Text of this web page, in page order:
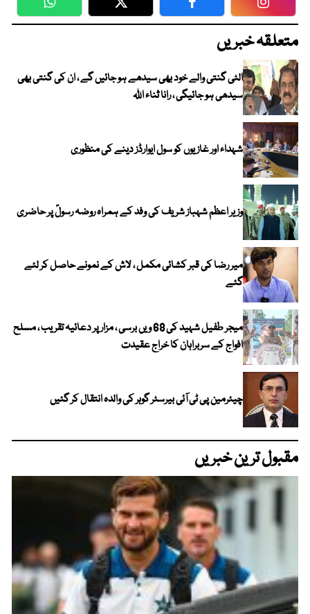
WhatsApp Twitter Facebook
متعلقہ خبریں
الٹی گنتی والے خود بھی سیدھے ہو جائیں گے ، ان کی گنتی بھی
سیدھی ہو جائیگی ، رانا ثناء اللہ
شہداء اور غازیوں کو سول ایوارڈز دینے کی منظوری
وزیر اعظم شہباز شریف کی وفد کے ہمراہ روضہ رسولؐ پر حاضری
میر رضا کی قبر کشائی مکمل ، لاش کے نمونے حاصل کر لئے
گئے
میجر طفیل شہید کی 68 ویں برسی ، مزار پر دعائیہ تقریب ، مسلح
افواج کے سربراہان کا خراج عقیدت
چیئرمین پی ٹی آئی بیرسٹر گوہر کی والدہ انتقال کر گئیں
مقبول ترین خبریں